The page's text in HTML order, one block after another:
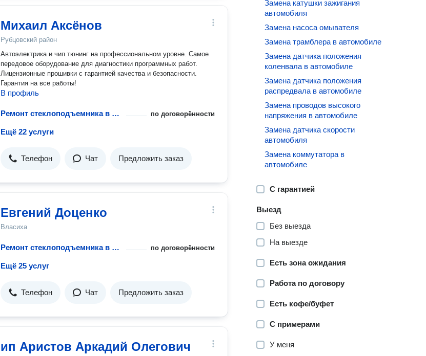
Михаил Аксёнов
Рубцовский район
Автоэлектрика и чип тюнинг на профессиональном уровне. Самое
передовое оборудование для диагностики программных работ.
Лицензионные прошивки с гарантией качества и безопасности.
Гарантия на все работы!
В профиль
Ремонт стеклоподъемника в автомобиле по договорённости
Ещё 22 услуги
Телефон Чат Предложить заказ
Евгений Доценко
Власиха
Ремонт стеклоподъемника в автомобиле по договорённости
Ещё 25 услуг
Телефон Чат Предложить заказ
ип Аристов Аркадий Олегович
Замена катушки зажигания
автомобиля
Замена насоса омывателя
Замена трамблера в автомобиле
Замена датчика положения
коленвала в автомобиле
Замена датчика положения
распредвала в автомобиле
Замена проводов высокого
напряжения в автомобиле
Замена датчика скорости
автомобиля
Замена коммутатора в
автомобиле
С гарантией
Выезд
Без выезда
На выезде
Есть зона ожидания
Работа по договору
Есть кофе/буфет
С примерами
У меня